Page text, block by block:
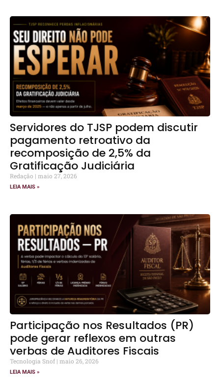
Servidores do TJSP podem discutir
pagamento retroativo da
recomposição de 2,5% da
Gratificação Judiciária
Redação maio 27, 2026
LEIA MAIS »
Participação nos Resultados (PR)
pode gerar reflexos em outras
verbas de Auditores Fiscais
Tecnologia Snof maio 26, 2026
LEIA MAIS »